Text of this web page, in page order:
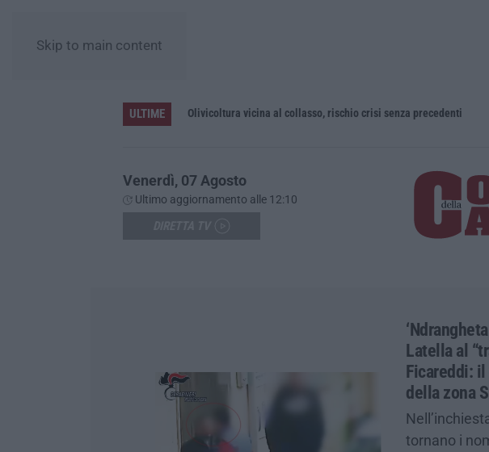
Skip to main content
ULTIME Olivicoltura vicina al collasso, rischio crisi senza precedenti
Venerdì, 07 Agosto
Ultimo aggiornamento alle 12:10
Latella al
Ficareddi:
della zona
tornano i